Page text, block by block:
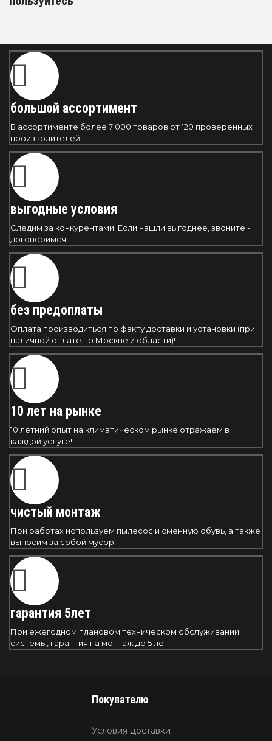
большой ассортимент
В ассортименте более 7 000 товаров от 120 проверенных
производителей!
выгодные условия
Следим за конкурентами! Если нашли выгоднее, звоните -
договоримся!
без предоплаты
Оплата производиться по факту доставки и установки (при
наличной оплате по Москве и области)!
10 лет на рынке
10 летний опыт на климатическом рынке отражаем в
каждой услуге!
чистый монтаж
При работах используем пылесос и сменную обувь, а также
выносим за собой мусор!
гарантия 5лет
При ежегодном плановом техническом обслуживании
системы, гарантия на монтаж до 5 лет!
Покупателю
Условия доставки